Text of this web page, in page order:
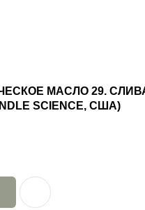
МАСЛО 29.
SCIENCE, США)